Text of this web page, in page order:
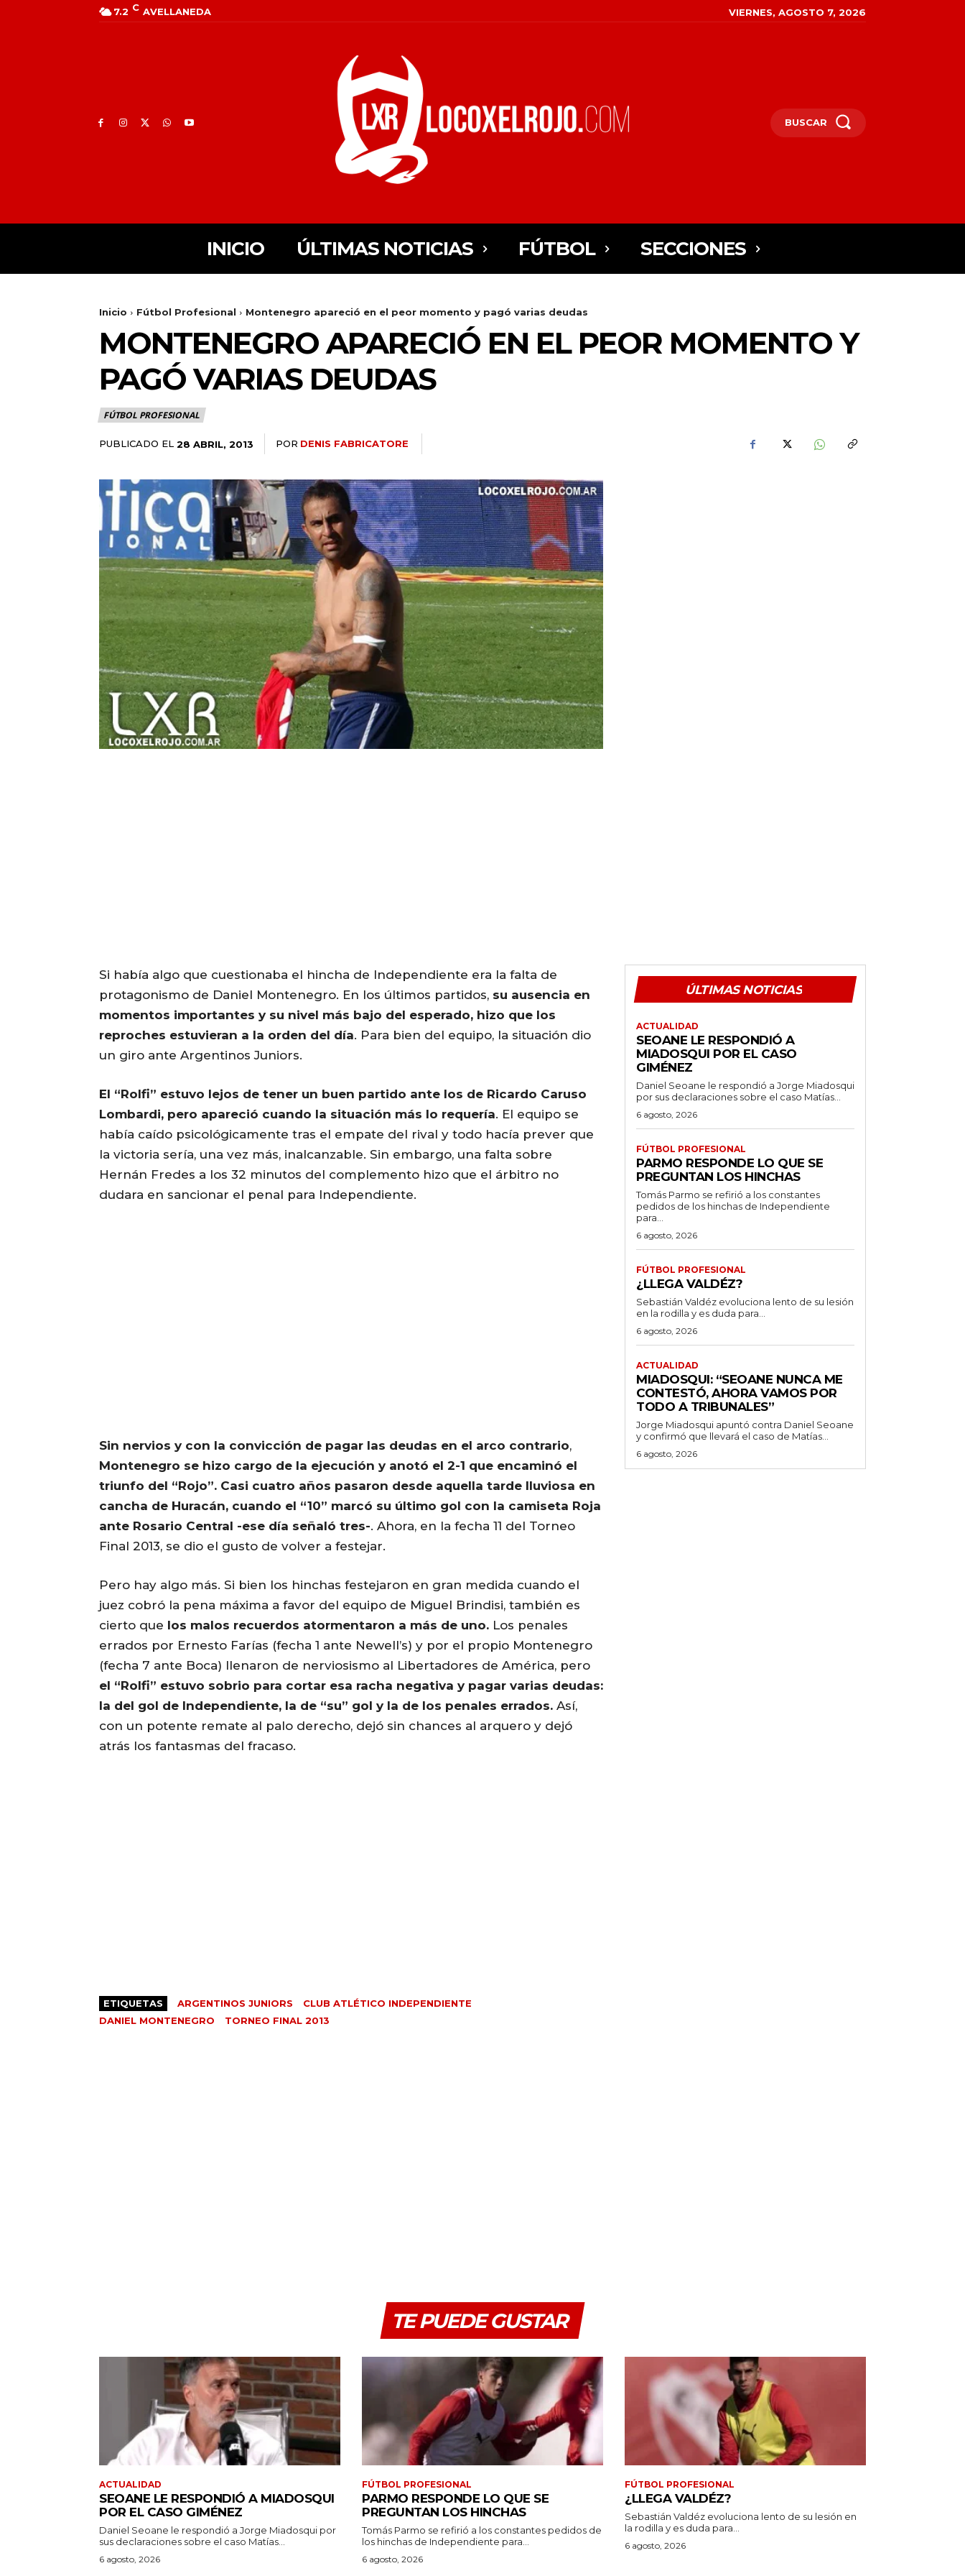
7.2 C AVELLANEDA VIERNES, AGOSTO 7, 2026
BUSCAR
INICIO ÚLTIMAS NOTICIAS FÚTBOL SECCIONES
Inicio Fútbol Profesional Montenegro apareció en el peor momento y pagó varias deudas
MONTENEGRO APARECIÓ EN EL PEOR MOMENTO Y
PAGÓ VARIAS DEUDAS
FÚTBOL PROFESIONAL
PUBLICADO EL 28 ABRIL, 2013 POR DENIS FABRICATORE
Si había algo que cuestionaba el hincha de Independiente era la falta de
protagonismo de Daniel Montenegro. En los últimos partidos, su ausencia en
momentos importantes y su nivel más bajo del esperado, hizo que los
reproches estuvieran a la orden del día. Para bien del equipo, la situación dio
un giro ante Argentinos Juniors.
El “Rolfi” estuvo lejos de tener un buen partido ante los de Ricardo Caruso
Lombardi, pero apareció cuando la situación más lo requería. El equipo se
había caído psicológicamente tras el empate del rival y todo hacía prever que
la victoria sería, una vez más, inalcanzable. Sin embargo, una falta sobre
Hernán Fredes a los 32 minutos del complemento hizo que el árbitro no
dudara en sancionar el penal para Independiente.
Sin nervios y con la convicción de pagar las deudas en el arco contrario,
Montenegro se hizo cargo de la ejecución y anotó el 2-1 que encaminó el
triunfo del “Rojo”. Casi cuatro años pasaron desde aquella tarde lluviosa en
cancha de Huracán, cuando el “10” marcó su último gol con la camiseta Roja
ante Rosario Central -ese día señaló tres-. Ahora, en la fecha 11 del Torneo
Final 2013, se dio el gusto de volver a festejar.
Pero hay algo más. Si bien los hinchas festejaron en gran medida cuando el
juez cobró la pena máxima a favor del equipo de Miguel Brindisi, también es
cierto que los malos recuerdos atormentaron a más de uno. Los penales
errados por Ernesto Farías (fecha 1 ante Newell’s) y por el propio Montenegro
(fecha 7 ante Boca) llenaron de nerviosismo al Libertadores de América, pero
el “Rolfi” estuvo sobrio para cortar esa racha negativa y pagar varias deudas:
la del gol de Independiente, la de “su” gol y la de los penales errados. Así,
con un potente remate al palo derecho, dejó sin chances al arquero y dejó
atrás los fantasmas del fracaso.
ETIQUETAS ARGENTINOS JUNIORS
CLUB ATLÉTICO INDEPENDIENTE
DANIEL MONTENEGRO
TORNEO FINAL 2013
ÚLTIMAS NOTICIAS
ACTUALIDAD
SEOANE LE RESPONDIÓ A
MIADOSQUI POR EL CASO
GIMÉNEZ
Daniel Seoane le respondió a Jorge Miadosqui
por sus declaraciones sobre el caso Matías...
6 agosto, 2026
FÚTBOL PROFESIONAL
PARMO RESPONDE LO QUE SE
PREGUNTAN LOS HINCHAS
Tomás Parmo se refirió a los constantes
pedidos de los hinchas de Independiente
para...
6 agosto, 2026
FÚTBOL PROFESIONAL
¿LLEGA VALDÉZ?
Sebastián Valdéz evoluciona lento de su lesión
en la rodilla y es duda para...
6 agosto, 2026
ACTUALIDAD
MIADOSQUI: “SEOANE NUNCA ME
CONTESTÓ, AHORA VAMOS POR
TODO A TRIBUNALES”
Jorge Miadosqui apuntó contra Daniel Seoane
y confirmó que llevará el caso de Matías...
6 agosto, 2026
TE PUEDE GUSTAR
ACTUALIDAD
SEOANE LE RESPONDIÓ A MIADOSQUI
POR EL CASO GIMÉNEZ
Daniel Seoane le respondió a Jorge Miadosqui por
sus declaraciones sobre el caso Matías...
6 agosto, 2026
FÚTBOL PROFESIONAL
PARMO RESPONDE LO QUE SE
PREGUNTAN LOS HINCHAS
Tomás Parmo se refirió a los constantes pedidos de
los hinchas de Independiente para...
6 agosto, 2026
FÚTBOL PROFESIONAL
¿LLEGA VALDÉZ?
Sebastián Valdéz evoluciona lento de su lesión en
la rodilla y es duda para...
6 agosto, 2026